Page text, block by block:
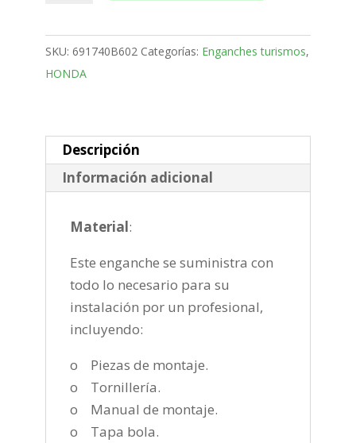
Puertas
Bola
Desmontable
2020-
cantidad
SKU: 691740B602 Categorías: Enganches turismos,
HONDA
Descripción
Información adicional
Material:
Este enganche se suministra con
todo lo necesario para su
instalación por un profesional,
incluyendo:
o Piezas de montaje.
o Tornillería.
o Manual de montaje.
o Tapa bola.